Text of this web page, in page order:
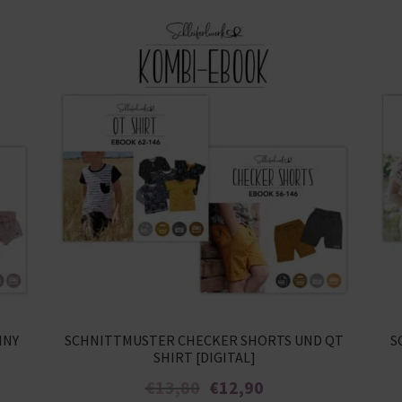
SCHNITTMUSTER CHECKER SHORTS UND QT
SHIRT [DIGITAL]
€13,80
Ursprünglicher
€12,90